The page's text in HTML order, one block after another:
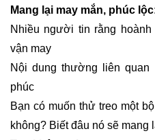
Mang lại may mắn, phúc
Nhiều người tin rằng
vận may
Nội dung thường liên
phúc
Bạn có muốn thử treo một
không? Biết đâu nó sẽ mang